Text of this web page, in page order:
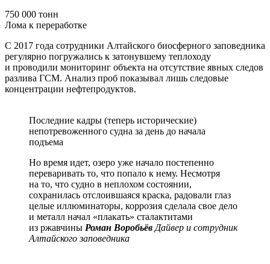
750 000 тонн
Лома к переработке
С 2017 года сотрудники Алтайского биосферного заповедника
регулярно погружались к затонувшему теплоходу
и проводили мониторинг объекта на отсутствие явных следов
разлива ГСМ. Анализ проб показывал лишь следовые
концентрации нефтепродуктов.
Последние кадры (теперь исторические)
непотревоженного судна за день до начала
подъема
Но время идет, озеро уже начало постепенно
переваривать то, что попало к нему. Несмотря
на то, что судно в неплохом состоянии,
сохранилась отслоившаяся краска, радовали глаз
целые иллюминаторы, коррозия сделала свое дело
и металл начал «плакать» сталактитами
из ржавчины Роман Воробьёв Дайвер и сотрудник
Алтайского заповедника